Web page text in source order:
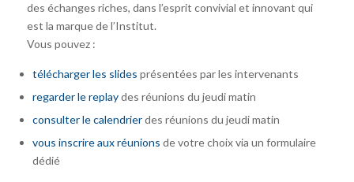
des échanges riches, dans l’esprit convivial et innovant qui
est la marque de l’Institut.
Vous pouvez :
télécharger les slides présentées par les intervenants
regarder le replaydes réunions du jeudi matin
consulter le calendrierdes réunions du jeudi matin
vous inscrire aux réunions de votre choix via un formulaire
dédié